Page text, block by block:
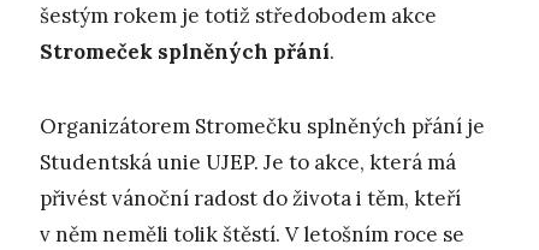
šestým rokem je totiž středobodem akce
Stromeček splněných přání.
Organizátorem Stromečku splněných přání je
Studentská unie UJEP. Je to akce, která má
přivést vánoční radost do života i těm, kteří
v něm neměli tolik štěstí. V letošním roce se